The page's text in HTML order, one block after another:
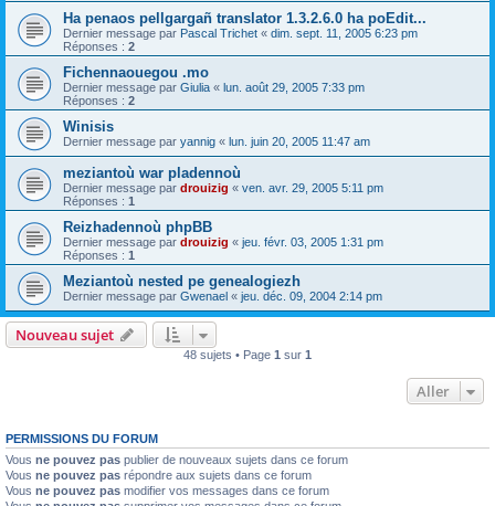
Ha penaos pellgargañ translator 1.3.2.6.0 ha poEdit...
Dernier message par Pascal Trichet « dim. sept. 11, 2005 6:23 pm
Réponses : 2
Fichennaouegou .mo
Dernier message par Giulia « lun. août 29, 2005 7:33 pm
Réponses : 2
Winisis
Dernier message par yannig « lun. juin 20, 2005 11:47 am
meziantoù war pladennoù
Dernier message par drouizig « ven. avr. 29, 2005 5:11 pm
Réponses : 1
Reizhadennoù phpBB
Dernier message par drouizig « jeu. févr. 03, 2005 1:31 pm
Réponses : 1
Meziantoù nested pe genealogiezh
Dernier message par Gwenael « jeu. déc. 09, 2004 2:14 pm
Nouveau sujet
48 sujets • Page 1 sur 1
Aller
PERMISSIONS DU FORUM
Vous ne pouvez pas publier de nouveaux sujets dans ce forum
Vous ne pouvez pas répondre aux sujets dans ce forum
Vous ne pouvez pas modifier vos messages dans ce forum